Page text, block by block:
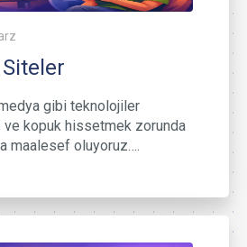
Siteler
gibi teknolojiler
kopuk hissetmek zorunda
maalesef oluyoruz….